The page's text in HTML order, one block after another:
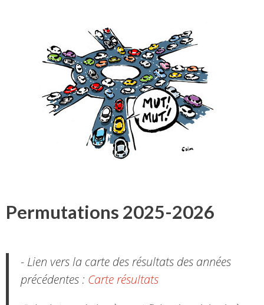
Permutations 2025-2026
- Lien vers la carte des résultats des années
précédentes : Carte résultats